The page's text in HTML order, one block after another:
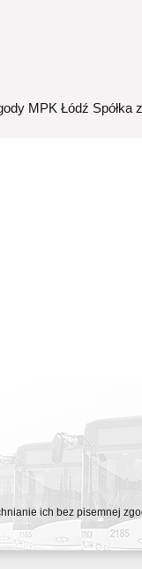
MPK Łódź Spółka
ich bez pisemnej